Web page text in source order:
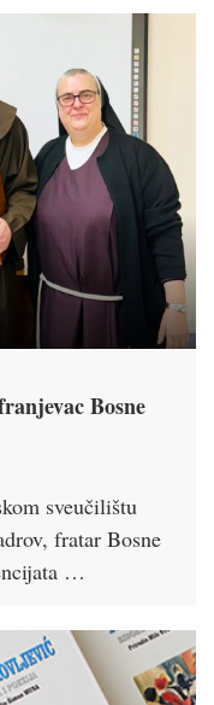
Bosne
sveučilištu
fratar Bosne
…